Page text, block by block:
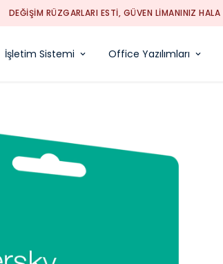
İşletim Sistemi Office Yazılımları